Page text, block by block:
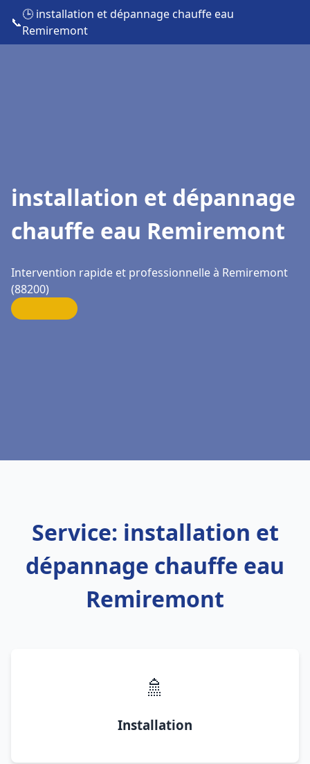
📞
🕒 installation et dépannage chauffe eau
Remiremont
installation et dépannage
chauffe eau Remiremont
Intervention rapide et professionnelle à Remiremont
(88200)
Service: installation et
dépannage chauffe eau
Remiremont
🚿
Installation